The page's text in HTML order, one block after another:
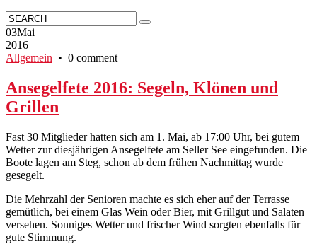
03Mai
2016
Allgemein • 0 comment
Ansegelfete 2016: Segeln, Klönen und
Grillen
Fast 30 Mitglieder hatten sich am 1. Mai, ab 17:00 Uhr, bei gutem
Wetter zur diesjährigen Ansegelfete am Seller See eingefunden. Die
Boote lagen am Steg, schon ab dem frühen Nachmittag wurde
gesegelt.
Die Mehrzahl der Senioren machte es sich eher auf der Terrasse
gemütlich, bei einem Glas Wein oder Bier, mit Grillgut und Salaten
versehen. Sonniges Wetter und frischer Wind sorgten ebenfalls für
gute Stimmung.